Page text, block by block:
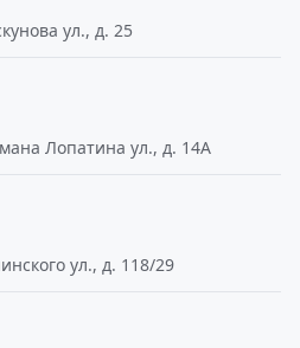
ул., д. 25
Лопатина ул., д. 14А
ул., д. 118/29